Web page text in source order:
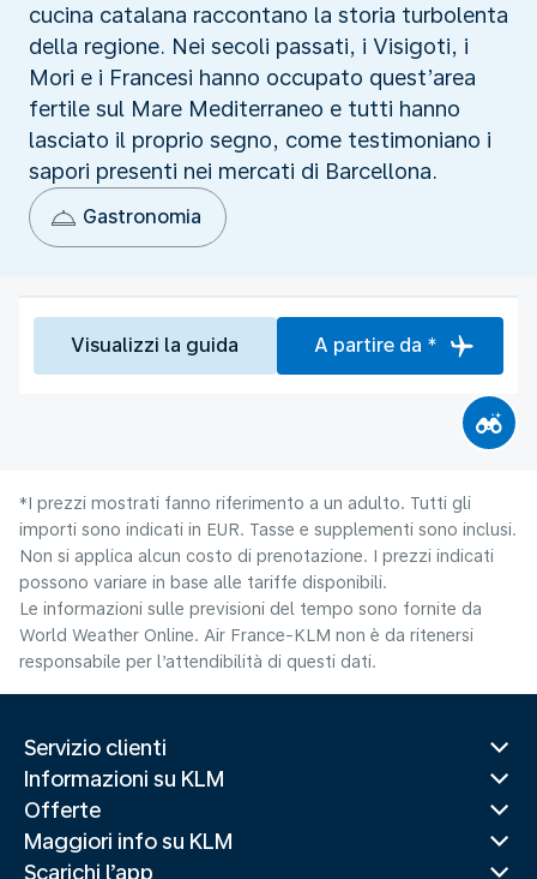
cucina catalana raccontano la storia turbolenta
della regione. Nei secoli passati, i Visigoti, i
Mori e i Francesi hanno occupato quest’area
fertile sul Mare Mediterraneo e tutti hanno
lasciato il proprio segno, come testimoniano i
sapori presenti nei mercati di Barcellona.
Gastronomia
Visualizzi la guida A partire da *
*I prezzi mostrati fanno riferimento a un adulto. Tutti gli
importi sono indicati in EUR. Tasse e supplementi sono inclusi.
Non si applica alcun costo di prenotazione. I prezzi indicati
possono variare in base alle tariffe disponibili.
Le informazioni sulle previsioni del tempo sono fornite da
World Weather Online. Air France-KLM non è da ritenersi
responsabile per l’attendibilità di questi dati.
Servizio clienti
Informazioni su KLM
Offerte
Maggiori info su KLM
Scarichi l’app